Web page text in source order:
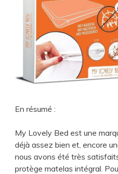
En résumé :
My Lovely Bed est une
déjà assez bien et, encore
nous avons été très
protège matelas intégral.